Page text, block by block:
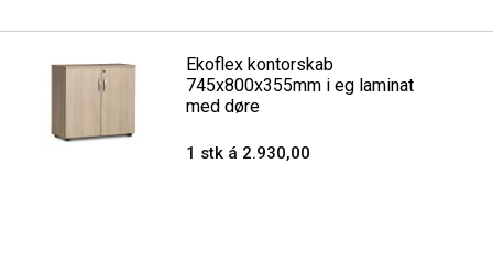
Ekoflex kontorskab
745x800x355mm i eg laminat
med døre
1 stk á 2.930,00